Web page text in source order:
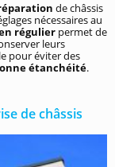
de châssis
nécessaires au
régulier permet de
leurs
pour éviter des
étanchéité.
de châssis